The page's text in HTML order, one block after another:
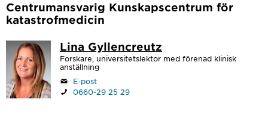
Centrumansvarig Kunskapscentrum för
katastrofmedicin
Lina Gyllencreutz
Forskare, universitetslektor med förenad klinisk
anställning
E-post
0660-29 25 29